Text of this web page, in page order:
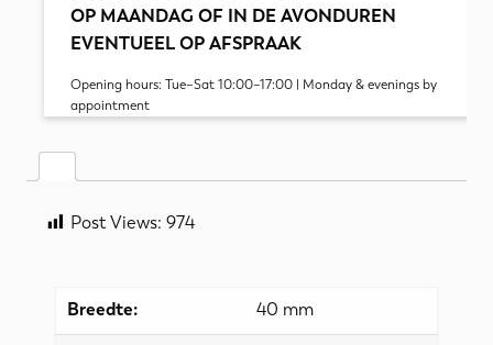
OP MAANDAG OF IN DE AVONDUREN
EVENTUEEL OP AFSPRAAK
Opening hours: Tue–Sat 10:00–17:00 | Monday & evenings by
appointment
Post Views: 974
Breedte: 40 mm